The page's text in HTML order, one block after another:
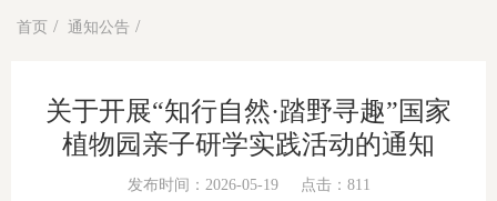
首页 / 通知公告 /
关于开展“知行自然·踏野寻趣”国家
植物园亲子研学实践活动的通知
发布时间：2026-05-19 点击： 811